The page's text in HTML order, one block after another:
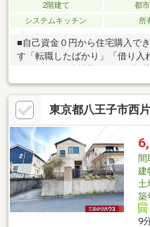
2階建て 都
システムキッチン
所
■自己資金０円から住宅購入で
す「転職したばかり」「借り入
紹介可能です！■見学、お問合
日、営業時間外でもご対応可能
して頂けますよう常に新しい事
な知識でお客様の悩み事をしっ
探しは東亜住宅にお任せくださ
1665【通話料無料】までお気
ンの方は右下の青いバナーより
東京都八王子市西
間
建
土
築
9